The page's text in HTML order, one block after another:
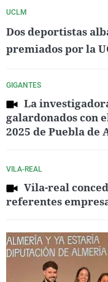
UCLM
Dos deportistas
premiados por la
GIGANTES
La
galardonados con
2025 de Puebla de
VILA-REAL
Vila-real
referentes